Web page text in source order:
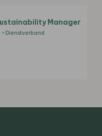
Manager
Dienstverband